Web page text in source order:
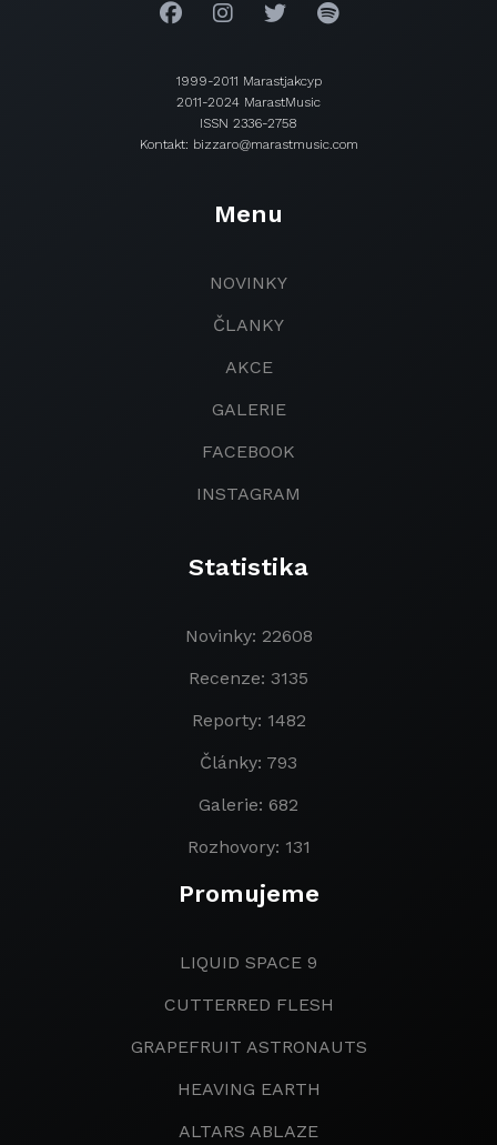
1999-2011 Marastjakcyp
2011-2024 MarastMusic
ISSN 2336-2758
Kontakt: bizzaro@marastmusic.com
Menu
NOVINKY
ČLANKY
AKCE
GALERIE
FACEBOOK
INSTAGRAM
Statistika
Novinky: 22608
Recenze: 3135
Reporty: 1482
Články: 793
Galerie: 682
Rozhovory: 131
Promujeme
LIQUID SPACE 9
CUTTERRED FLESH
GRAPEFRUIT ASTRONAUTS
HEAVING EARTH
ALTARS ABLAZE